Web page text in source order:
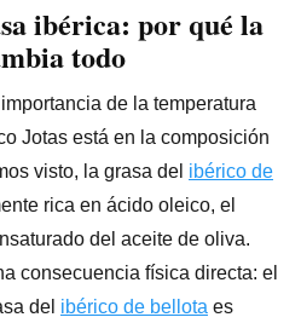
ibérica: por qué la
todo
de la temperatura
Jotas está en la composición
visto, la grasa del ibérico de
rica en ácido oleico, el
del aceite de oliva.
consecuencia física directa: el
del ibérico de bellota es